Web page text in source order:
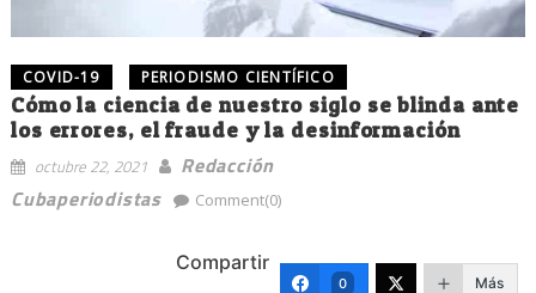
COVID-19 PERIODISMO CIENTÍFICO
Cómo la ciencia de nuestro siglo se blinda ante
los errores, el fraude y la desinformación
octubre 22, 2021
Redacción
Cubaperiodistas
Comment(0)
Compartir
0 Más